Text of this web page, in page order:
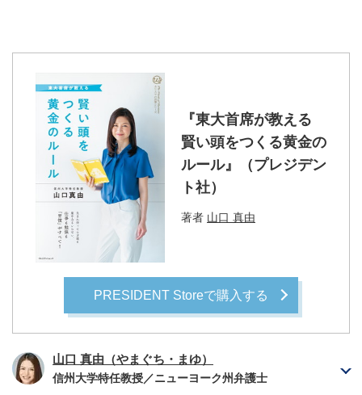
『東大首席が教える
賢い頭をつくる黄金の
ルール』（プレジデン
ト社）
著者 山口 真由
PRESIDENT Storeで購入する
山口 真由（やまぐち・まゆ）
信州大学特任教授／ニューヨーク州弁護士